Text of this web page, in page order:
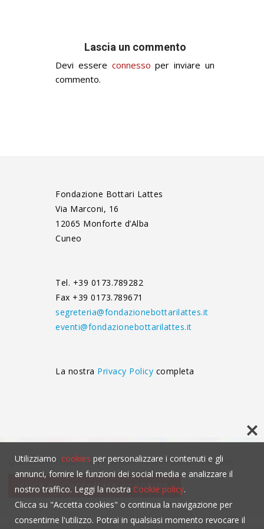
Lascia un commento
Devi essere connesso per inviare un
commento.
Fondazione Bottari Lattes
Via Marconi, 16
12065 Monforte d’Alba
Cuneo
Tel. +39 0173.789282
Fax +39 0173.789671
segreteria@fondazionebottarilattes.it
eventi@fondazionebottarilattes.it
La nostra Privacy Policy completa
Questo contenuto non è visibile senza l'uso dei cookies.
click per accettare i cookies
Utilizziamo cookies per personalizzare i contenuti e gli
annunci, fornire le funzioni dei social media e analizzare il
nostro traffico. Leggi la nostra Cookie policy.
Clicca su "Accetta cookies" o continua la navigazione per
consentirne l'utilizzo. Potrai in qualsiasi momento revocare il